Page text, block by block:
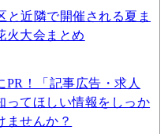
と近隣で開催される夏ま
火大会まとめ
PR！「記事広告・求人
ってほしい情報をしっか
ませんか？